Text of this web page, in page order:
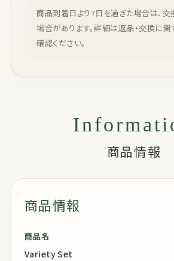
商品到着日より7日を過ぎた場合は、交
場合があります。詳細は返品・交換に
確認ください。
商品情報
商品情報
商品名
Variety Set